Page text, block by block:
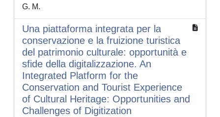
G. M.
Una piattaforma integrata per la
conservazione e la fruizione turistica
del patrimonio culturale: opportunità e
sfide della digitalizzazione. An
Integrated Platform for the
Conservation and Tourist Experience
of Cultural Heritage: Opportunities and
Challenges of Digitization